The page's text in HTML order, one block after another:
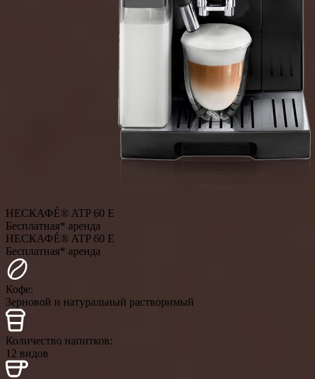
НЕСКАФÉ® ATP 60 E
Бесплатная* аренда
НЕСКАФÉ® ATP 60 E
Бесплатная* аренда
Кофе:
Зерновой и натуральный растворимый
Количество напитков:
12 видов